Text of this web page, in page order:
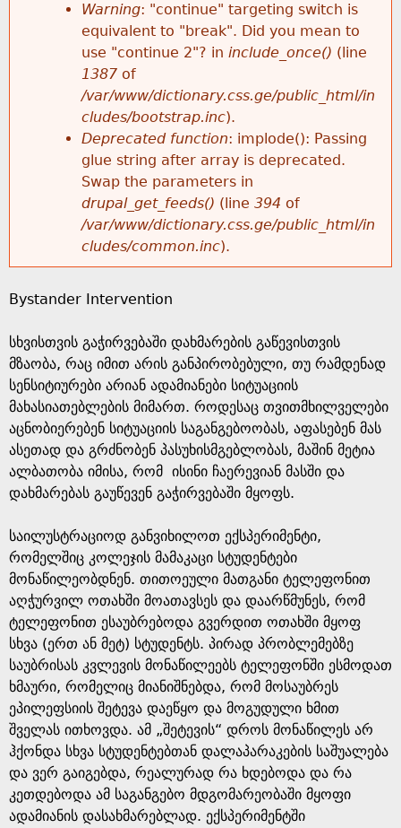
g
e
Warning: "continue" targeting switch is
equivalent to "break". Did you mean to
use "continue 2"? in include_once() (line
1387 of
/var/www/dictionary.css.ge/public_html/in
cludes/bootstrap.inc).
Deprecated function: implode(): Passing
glue string after array is deprecated.
Swap the parameters in
drupal_get_feeds() (line 394 of
/var/www/dictionary.css.ge/public_html/in
cludes/common.inc).
Bystander Intervention
სხვისთვის გაჭირვებაში დახმარების გაწევისთვის
მზაობა, რაც იმით არის განპირობებული, თუ რამდენად
სენსიტიურები არიან ადამიანები სიტუაციის
მახასიათებლების მიმართ. როდესაც თვითმხილველები
აცნობიერებენ სიტუაციის საგანგებოობას, აფასებენ მას
ასეთად და გრძნობენ პასუხისმგებლობას, მაშინ მეტია
ალბათობა იმისა, რომ ისინი ჩაერევიან მასში და
დახმარებას გაუწევენ გაჭირვებაში მყოფს.
საილუსტრაციოდ განვიხილოთ ექსპერიმენტი,
რომელშიც კოლეჯის მამაკაცი სტუდენტები
მონაწილეობდნენ. თითოეული მათგანი ტელეფონით
აღჭურვილ ოთახში მოათავსეს და დაარწმუნეს, რომ
ტელეფონით ესაუბრებოდა გვერდით ოთახში მყოფ
სხვა (ერთ ან მეტ) სტუდენტს. პირად პრობლემებზე
საუბრისას კვლევის მონაწილეებს ტელეფონში ესმოდათ
ხმაური, რომელიც მიანიშნებდა, რომ მოსაუბრეს
ეპილეფსიის შეტევა დაეწყო და მოგუდული ხმით
შველას ითხოვდა. ამ „შეტევის“ დროს მონაწილეს არ
ჰქონდა სხვა სტუდენტებთან დალაპარაკების საშუალება
და ვერ გაიგებდა, რეალურად რა ხდებოდა და რა
კეთდებოდა ამ საგანგებო მდგომარეობაში მყოფი
ადამიანის დასახმარებლად. ექსპერიმენტში